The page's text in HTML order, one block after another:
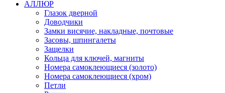
АЛЛЮР
Глазок дверной
Доводчики
Замки висячие, накладные, почтовые
Засовы, шпингалеты
Защелки
Кольца для ключей, магниты
Номера самоклеющиеся (золото)
Номера самоклеющиеся (хром)
Петли